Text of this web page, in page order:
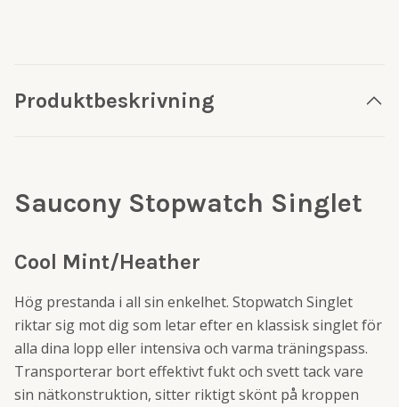
Produktbeskrivning
Saucony Stopwatch Singlet
Cool Mint/Heather
Hög prestanda i all sin enkelhet. Stopwatch Singlet
riktar sig mot dig som letar efter en klassisk singlet för
alla dina lopp eller intensiva och varma träningspass.
Transporterar bort effektivt fukt och svett tack vare
sin nätkonstruktion, sitter riktigt skönt på kroppen